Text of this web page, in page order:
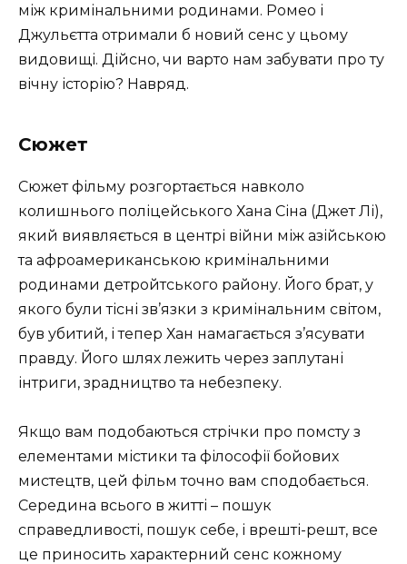
між кримінальними родинами. Ромео і
Джульєтта отримали б новий сенс у цьому
видовищі. Дійсно, чи варто нам забувати про ту
вічну історію? Навряд.
Сюжет
Сюжет фільму розгортається навколо
колишнього поліцейського Хана Сіна (Джет Лі),
який виявляється в центрі війни між азійською
та афроамериканською кримінальними
родинами детройтського району. Його брат, у
якого були тісні зв’язки з кримінальним світом,
був убитий, і тепер Хан намагається з’ясувати
правду. Його шлях лежить через заплутані
інтриги, зрадництво та небезпеку.
Якщо вам подобаються стрічки про помсту з
елементами містики та філософії бойових
мистецтв, цей фільм точно вам сподобається.
Середина всього в житті – пошук
справедливості, пошук себе, і врешті-решт, все
це приносить характерний сенс кожному